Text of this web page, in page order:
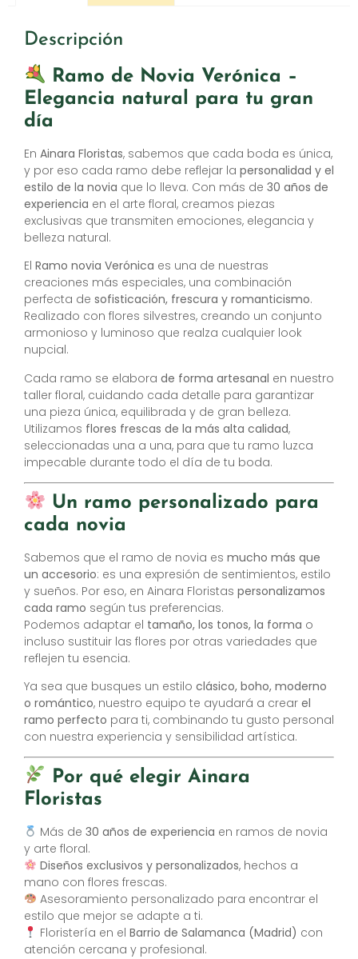
Descripción
Ramo de Novia Verónica –
Elegancia natural para tu gran
día
En Ainara Floristas, sabemos que cada boda es única,
y por eso cada ramo debe reflejar la personalidad y el
estilo de la novia que lo lleva. Con más de 30 años de
experiencia en el arte floral, creamos piezas
exclusivas que transmiten emociones, elegancia y
belleza natural.
El Ramo novia Verónica es una de nuestras
creaciones más especiales, una combinación
perfecta de sofisticación, frescura y romanticismo.
Realizado con flores silvestres, creando un conjunto
armonioso y luminoso que realza cualquier look
nupcial.
Cada ramo se elabora de forma artesanal en nuestro
taller floral, cuidando cada detalle para garantizar
una pieza única, equilibrada y de gran belleza.
Utilizamos flores frescas de la más alta calidad,
seleccionadas una a una, para que tu ramo luzca
impecable durante todo el día de tu boda.
Un ramo personalizado para
cada novia
Sabemos que el ramo de novia es mucho más que
un accesorio: es una expresión de sentimientos, estilo
y sueños. Por eso, en Ainara Floristas personalizamos
cada ramo según tus preferencias.
Podemos adaptar el tamaño, los tonos, la forma o
incluso sustituir las flores por otras variedades que
reflejen tu esencia.
Ya sea que busques un estilo clásico, boho, moderno
o romántico, nuestro equipo te ayudará a crear el
ramo perfecto para ti, combinando tu gusto personal
con nuestra experiencia y sensibilidad artística.
Por qué elegir Ainara
Floristas
Más de 30 años de experiencia en ramos de novia
y arte floral.
Diseños exclusivos y personalizados, hechos a
mano con flores frescas.
Asesoramiento personalizado para encontrar el
estilo que mejor se adapte a ti.
Floristería en el Barrio de Salamanca (Madrid) con
atención cercana y profesional.